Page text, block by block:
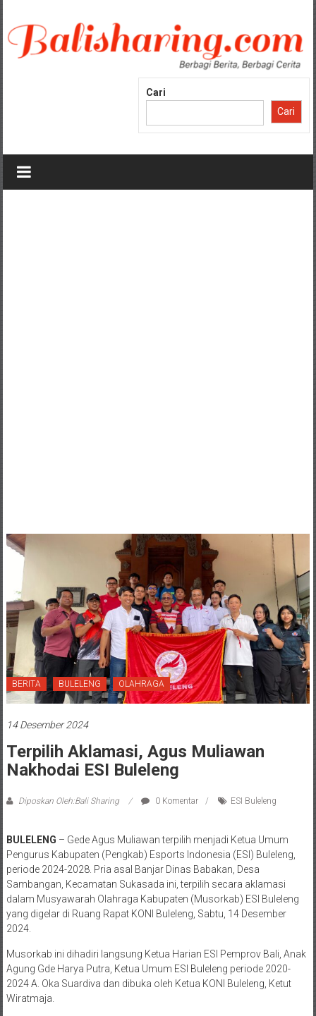
konten
Cari
Cari
BERITA BULELENG OLAHRAGA
14 Desember 2024
Terpilih Aklamasi, Agus Muliawan
Nakhodai ESI Buleleng
Diposkan Oleh:Bali Sharing 0 Komentar ESI Buleleng
BULELENG – Gede Agus Muliawan terpilih menjadi Ketua Umum
Pengurus Kabupaten (Pengkab) Esports Indonesia (ESI) Buleleng,
periode 2024-2028. Pria asal Banjar Dinas Babakan, Desa
Sambangan, Kecamatan Sukasada ini, terpilih secara aklamasi
dalam Musyawarah Olahraga Kabupaten (Musorkab) ESI Buleleng
yang digelar di Ruang Rapat KONI Buleleng, Sabtu, 14 Desember
2024.
Musorkab ini dihadiri langsung Ketua Harian ESI Pemprov Bali, Anak
Agung Gde Harya Putra, Ketua Umum ESI Buleleng periode 2020-
2024 A. Oka Suardiva dan dibuka oleh Ketua KONI Buleleng, Ketut
Wiratmaja.